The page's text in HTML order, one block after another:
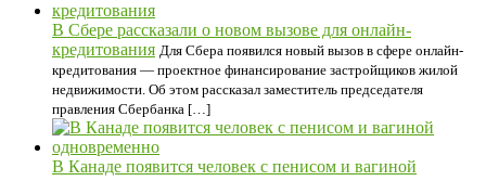
В Сбере рассказали о новом вызове для онлайн-
кредитования Для Сбера появился новый вызов в сфере онлайн-
кредитования — проектное финансирование застройщиков жилой
недвижимости. Об этом рассказал заместитель председателя
правления Сбербанка […]
В Канаде появится человек с пенисом и вагиной